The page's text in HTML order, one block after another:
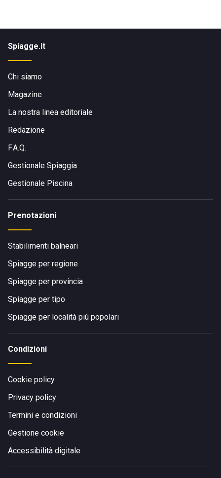
Spiagge.it
Chi siamo
Magazine
La nostra linea editoriale
Redazione
F.A.Q.
Gestionale Spiaggia
Gestionale Piscina
Prenotazioni
Stabilimenti balneari
Spiagge per regione
Spiagge per provincia
Spiagge per tipo
Spiagge per località più popolari
Condizioni
Cookie policy
Privacy policy
Termini e condizioni
Gestione cookie
Accessibilità digitale